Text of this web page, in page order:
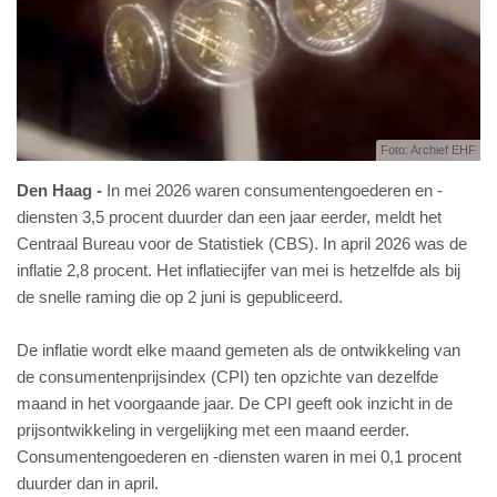
Foto: Archief EHF
Den Haag
In mei 2026 waren consumentengoederen en -
diensten 3,5 procent duurder dan een jaar eerder, meldt het
Centraal Bureau voor de Statistiek (CBS). In april 2026 was de
inflatie 2,8 procent. Het inflatiecijfer van mei is hetzelfde als bij
de snelle raming die op 2 juni is gepubliceerd.
De inflatie wordt elke maand gemeten als de ontwikkeling van
de consumentenprijsindex (CPI) ten opzichte van dezelfde
maand in het voorgaande jaar. De CPI geeft ook inzicht in de
prijsontwikkeling in vergelijking met een maand eerder.
Consumentengoederen en -diensten waren in mei 0,1 procent
duurder dan in april.